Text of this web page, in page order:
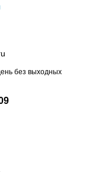
без выходных